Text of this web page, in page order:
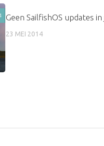
Geen SailfishOS updates in
23 MEI 2014